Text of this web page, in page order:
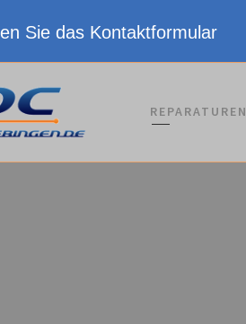
Sie das Kontaktformular
REPARATUREN